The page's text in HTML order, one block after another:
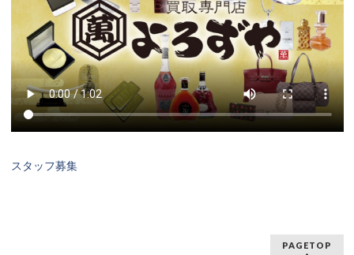
スタッフ募集
PAGETOP